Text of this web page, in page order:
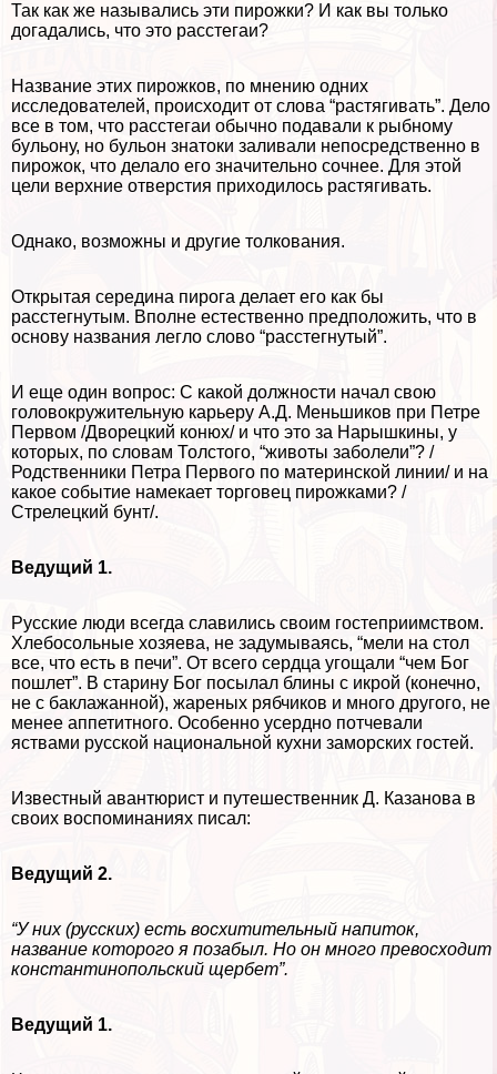
Так как же назывались эти пирожки? И как вы только
догадались, что это расстегаи?
Название этих пирожков, по мнению одних
исследователей, происходит от слова “растягивать”. Дело
все в том, что расстегаи обычно подавали к рыбному
бульону, но бульон знатоки заливали непосредственно в
пирожок, что делало его значительно сочнее. Для этой
цели верхние отверстия приходилось растягивать.
Однако, возможны и другие толкования.
Открытая середина пирога делает его как бы
расстегнутым. Вполне естественно предположить, что в
основу названия легло слово “расстегнутый”.
И еще один вопрос: С какой должности начал свою
головокружительную карьеру А.Д. Меньшиков при Петре
Первом /Дворецкий конюх/ и что это за Нарышкины, у
которых, по словам Толстого, “животы заболели”? /
Родственники Петра Первого по материнской линии/ и на
какое событие намекает торговец пирожками? /
Стрелецкий бунт/.
Ведущий 1.
Русские люди всегда славились своим гостеприимством.
Хлебосольные хозяева, не задумываясь, “мели на стол
все, что есть в печи”. От всего сердца угощали “чем Бог
пошлет”. В старину Бог посылал блины с икрой (конечно,
не с баклажанной), жареных рябчиков и много другого, не
менее аппетитного. Особенно усердно потчевали
яствами русской национальной кухни заморских гостей.
Известный авантюрист и путешественник Д. Казанова в
своих воспоминаниях писал:
Ведущий 2.
“У них (русских) есть восхитительный напиток,
название которого я позабыл. Но он много превосходит
константинопольский щербет”.
Ведущий 1.